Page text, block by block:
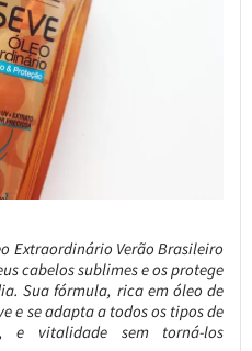
Extraordinário Verão Brasileiro
cabelos sublimes e os protege
Sua fórmula, rica em óleo de
e se adapta a todos os tipos de
e vitalidade sem torná-los